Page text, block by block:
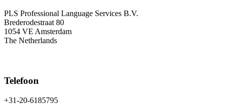
PLS Professional Language Services B.V.
Brederodestraat 80
1054 VE Amsterdam
The Netherlands
Telefoon
+31-20-6185795